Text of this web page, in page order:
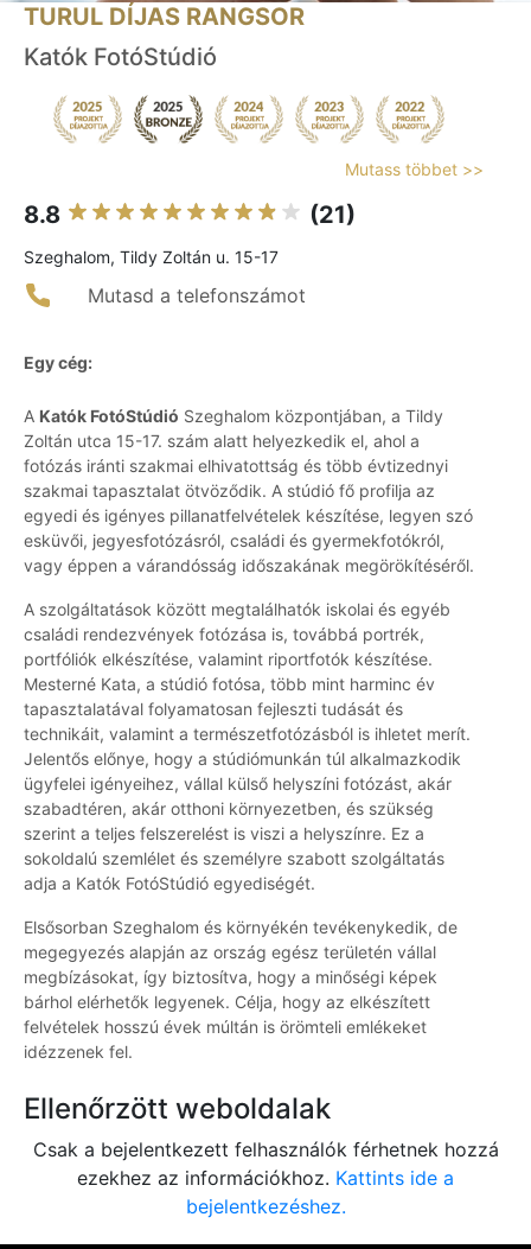
TURUL DÍJAS RANGSOR
Katók FotóStúdió
Mutass többet >>
8.8 (21)
Szeghalom, Tildy Zoltán u. 15-17
Mutasd a telefonszámot
Egy cég:
A Katók FotóStúdió Szeghalom központjában, a Tildy
Zoltán utca 15-17. szám alatt helyezkedik el, ahol a
fotózás iránti szakmai elhivatottság és több évtizednyi
szakmai tapasztalat ötvöződik. A stúdió fő profilja az
egyedi és igényes pillanatfelvételek készítése, legyen szó
esküvői, jegyesfotózásról, családi és gyermekfotókról,
vagy éppen a várandósság időszakának megörökítéséről.
A szolgáltatások között megtalálhatók iskolai és egyéb
családi rendezvények fotózása is, továbbá portrék,
portfóliók elkészítése, valamint riportfotók készítése.
Mesterné Kata, a stúdió fotósa, több mint harminc év
tapasztalatával folyamatosan fejleszti tudását és
technikáit, valamint a természetfotózásból is ihletet merít.
Jelentős előnye, hogy a stúdiómunkán túl alkalmazkodik
ügyfelei igényeihez, vállal külső helyszíni fotózást, akár
szabadtéren, akár otthoni környezetben, és szükség
szerint a teljes felszerelést is viszi a helyszínre. Ez a
sokoldalú szemlélet és személyre szabott szolgáltatás
adja a Katók FotóStúdió egyediségét.
Elsősorban Szeghalom és környékén tevékenykedik, de
megegyezés alapján az ország egész területén vállal
megbízásokat, így biztosítva, hogy a minőségi képek
bárhol elérhetők legyenek. Célja, hogy az elkészített
felvételek hosszú évek múltán is örömteli emlékeket
idézzenek fel.
Ellenőrzött weboldalak
Csak a bejelentkezett felhasználók férhetnek hozzá
ezekhez az információkhoz. Kattints ide a
bejelentkezéshez.